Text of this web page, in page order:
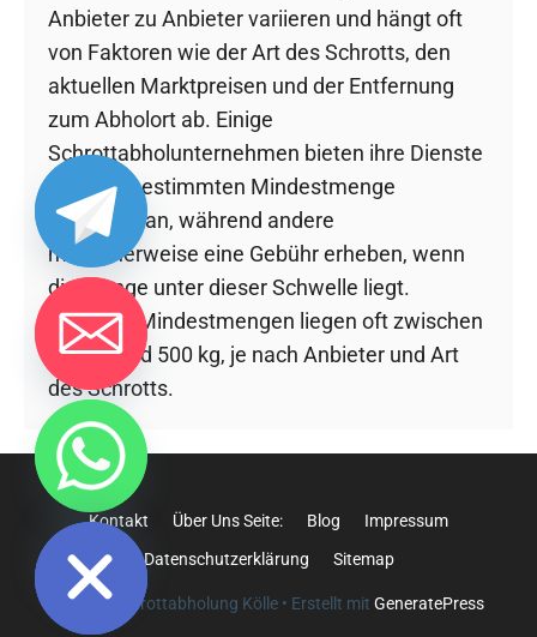
Anbieter zu Anbieter variieren und hängt oft
von Faktoren wie der Art des Schrotts, den
aktuellen Marktpreisen und der Entfernung
zum Abholort ab. Einige
Schrottabholunternehmen bieten ihre Dienste
ab einer bestimmten Mindestmenge
kostenlos an, während andere
möglicherweise eine Gebühr erheben, wenn
die Menge unter dieser Schwelle liegt.
Typische Mindestmengen liegen oft zwischen
300 kg und 500 kg, je nach Anbieter und Art
des Schrotts.
Kontakt Über Uns Seite: Blog
Impressum
Datenschutzerklärung
Sitemap
© 2026 Schrottabholung Kölle• Erstellt mit GeneratePress
Hide
chaty